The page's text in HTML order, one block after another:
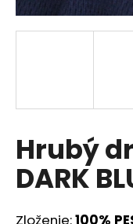
Hrubý
DARK
Zloženie:100%
á
j
?